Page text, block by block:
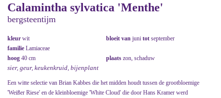
Calamintha sylvatica 'Menthe'
bergsteentijm
kleur wit bloeit van juni tot september
familie Lamiaceae
hoog 40 cm plaats zon, schaduw
sier, geur, keukenkruid, bijenplant
Een witte selectie van Brian Kabbes die het midden houdt tussen de grootbloemige
'Weißer Riese' en de kleinbloemige 'White Cloud' die door Hans Kramer werd